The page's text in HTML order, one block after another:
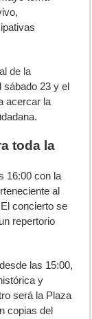
de la
sábado 23 y el
acercar la
toda la
16:00 con la
al
concierto se
repertorio
las 15:00,
y
será la Plaza
copias del